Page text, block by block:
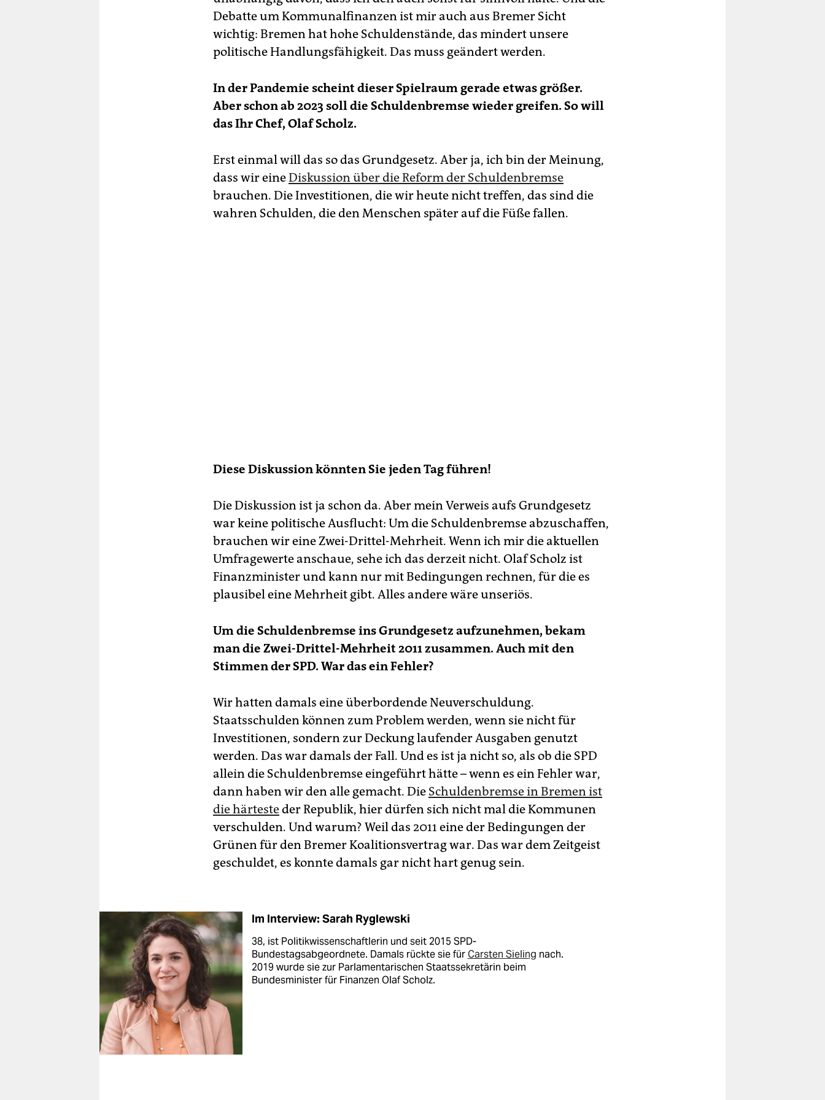
Debatte um Kommunalfinanzen ist mir auch aus Bremer Sicht
wichtig: Bremen hat hohe Schuldenstände, das mindert unsere
politische Handlungsfähigkeit. Das muss geändert werden.
In der Pandemie scheint dieser Spielraum gerade etwas größer.
Aber schon ab 2023 soll die Schuldenbremse wieder greifen. So will
das Ihr Chef, Olaf Scholz.
Erst einmal will das so das Grundgesetz. Aber ja, ich bin der Meinung,
dass wir eineDiskussion über die Reform der Schuldenbremse
brauchen. Die Investitionen, die wir heute nicht treffen, das sind die
wahren Schulden, die den Menschen später auf die Füße fallen.
Diese Diskussion könnten Sie jeden Tag führen!
Die Diskussion ist ja schon da. Aber mein Verweis aufs Grundgesetz
war keine politische Ausflucht: Um die Schuldenbremse abzuschaffen,
brauchen wir eine Zwei-Drittel-Mehrheit. Wenn ich mir die aktuellen
Umfragewerte anschaue, sehe ich das derzeit nicht. Olaf Scholz ist
Finanzminister und kann nur mit Bedingungen rechnen, für die es
plausibel eine Mehrheit gibt. Alles andere wäre unseriös.
Um die Schuldenbremse ins Grundgesetz aufzunehmen, bekam
man die Zwei-Drittel-Mehrheit 2011 zusammen. Auch mit den
Stimmen der SPD. War das ein Fehler?
Wir hatten damals eine überbordende Neuverschuldung.
Staatsschulden können zum Problem werden, wenn sie nicht für
Investitionen, sondern zur Deckung laufender Ausgaben genutzt
werden. Das war damals der Fall. Und es ist ja nicht so, als ob die SPD
allein die Schuldenbremse eingeführt hätte – wenn es ein Fehler war,
dann haben wir den alle gemacht. Die Schuldenbremse in Bremen ist
die härtesteder Republik, hier dürfen sich nicht mal die Kommunen
verschulden. Und warum? Weil das 2011 eine der Bedingungen der
Grünen für den Bremer Koalitionsvertrag war. Das war dem Zeitgeist
geschuldet, es konnte damals gar nicht hart genug sein.
Im Interview: Sarah Ryglewski
38, ist Politikwissenschaftlerin und seit 2015 SPD-
Bundestagsabgeordnete. Damals rückte sie fürCarsten Sieling nach.
2019 wurde sie zur Parlamentarischen Staatssekretärin beim
Bundesminister für Finanzen Olaf Scholz.